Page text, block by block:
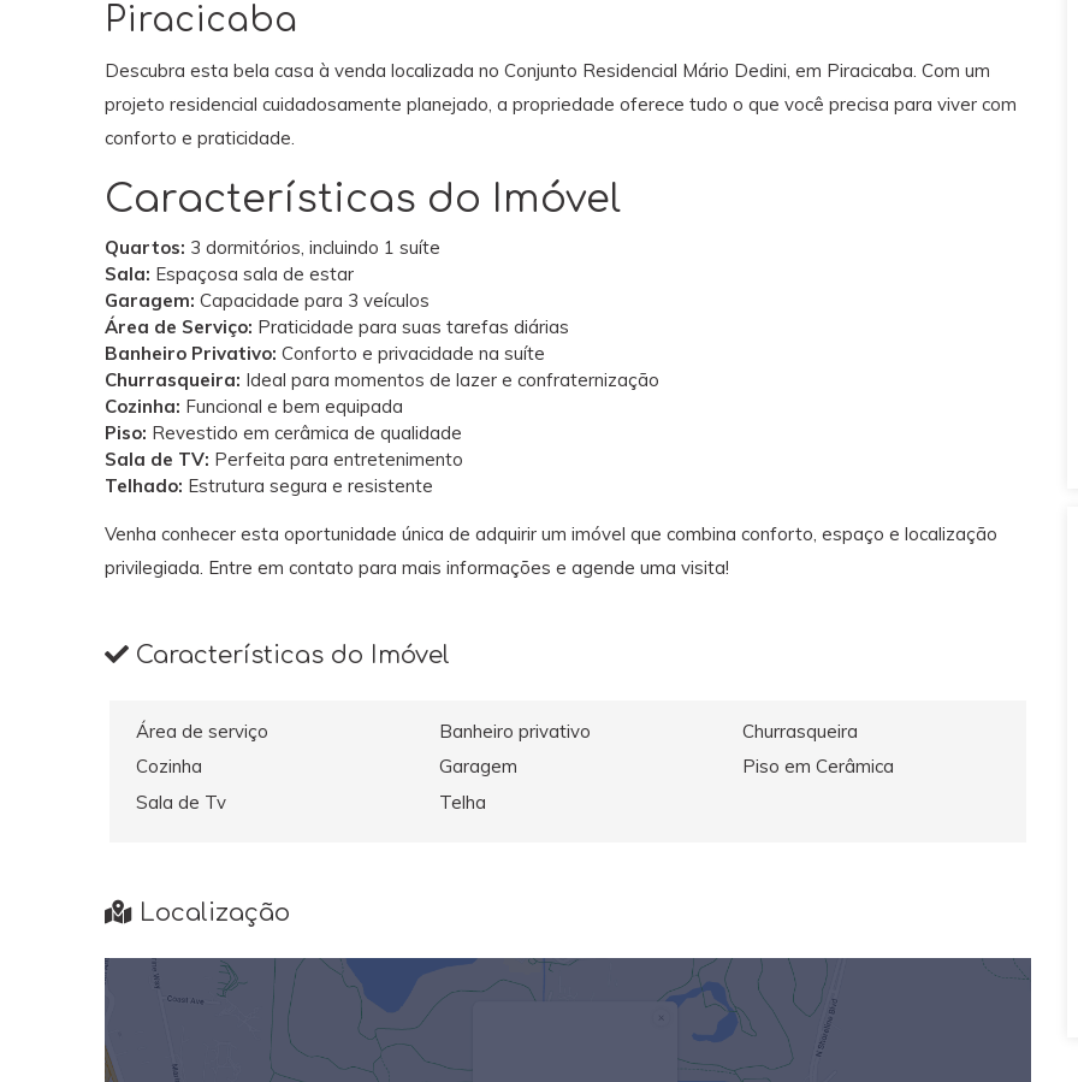
Piracicaba
Descubra esta bela casa à venda localizada no Conjunto Residencial Mário Dedini, em Piracicaba. Com um
projeto residencial cuidadosamente planejado, a propriedade oferece tudo o que você precisa para viver com
conforto e praticidade.
Características do Imóvel
Quartos: 3 dormitórios, incluindo 1 suíte
Sala: Espaçosa sala de estar
Garagem: Capacidade para 3 veículos
Área de Serviço: Praticidade para suas tarefas diárias
Banheiro Privativo: Conforto e privacidade na suíte
Churrasqueira: Ideal para momentos de lazer e confraternização
Cozinha: Funcional e bem equipada
Piso: Revestido em cerâmica de qualidade
Sala de TV: Perfeita para entretenimento
Telhado: Estrutura segura e resistente
Venha conhecer esta oportunidade única de adquirir um imóvel que combina conforto, espaço e localização
privilegiada. Entre em contato para mais informações e agende uma visita!
Características do Imóvel
Área de serviço Banheiro privativo
Churrasqueira
Cozinha
Garagem
Piso em Cerâmica
Sala de Tv
Telha
Localização